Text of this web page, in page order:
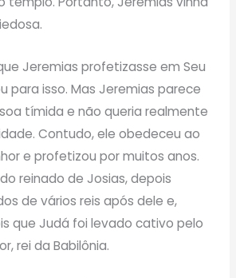
Jeremias profetizasse em Seu
para isso. Mas Jeremias parece
tímida e não queria realmente
Contudo, ele obedeceu ao
e profetizou por muitos anos.
reinado de Josias, depois
de vários reis após dele e,
que Judá foi levado cativo pelo
rei da Babilônia.